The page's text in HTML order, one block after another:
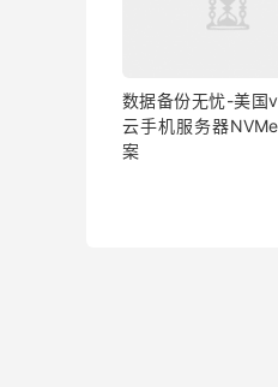
数据备份无忧-美国
云手机服务器
案